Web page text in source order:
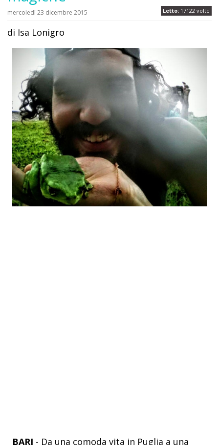
Letto: 17122 volte
mercoledì 23 dicembre 2015
di Isa Lonigro
BARI - Da una comoda vita in Puglia a una